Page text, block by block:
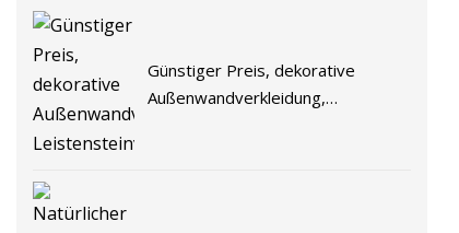
Günstiger Preis, dekorative
Außenwandverkleidung,